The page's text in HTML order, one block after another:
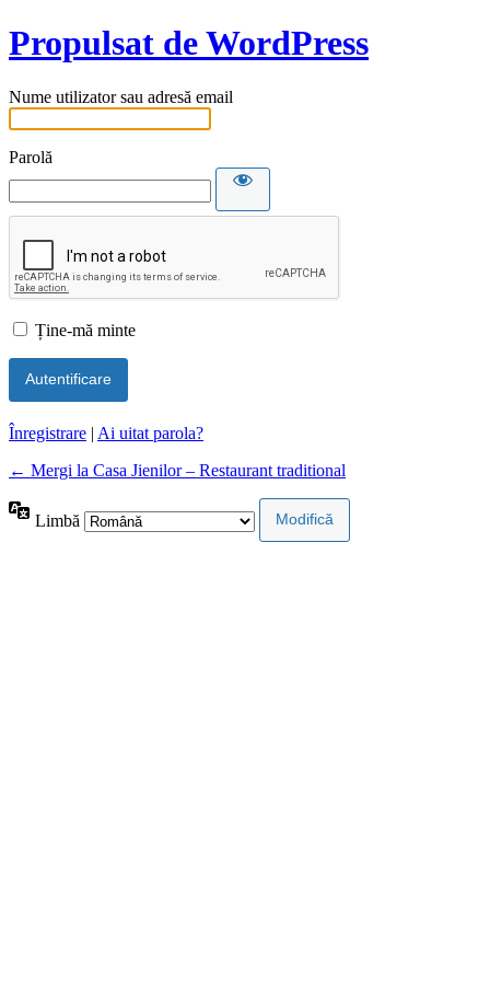
Propulsat de WordPress
Nume utilizator sau adresă email
Parolă
Ține-mă minte
Înregistrare | Ai uitat parola?
← Mergi la Casa Jienilor – Restaurant traditional
Limbă